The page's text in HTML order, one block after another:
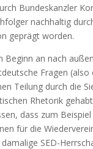
Bundeskanzler
nachhaltig
geprägt worden.
Beginn an nach
Fragen (also
Teilung durch die
Rhetorik
dass zum
für die
SED-